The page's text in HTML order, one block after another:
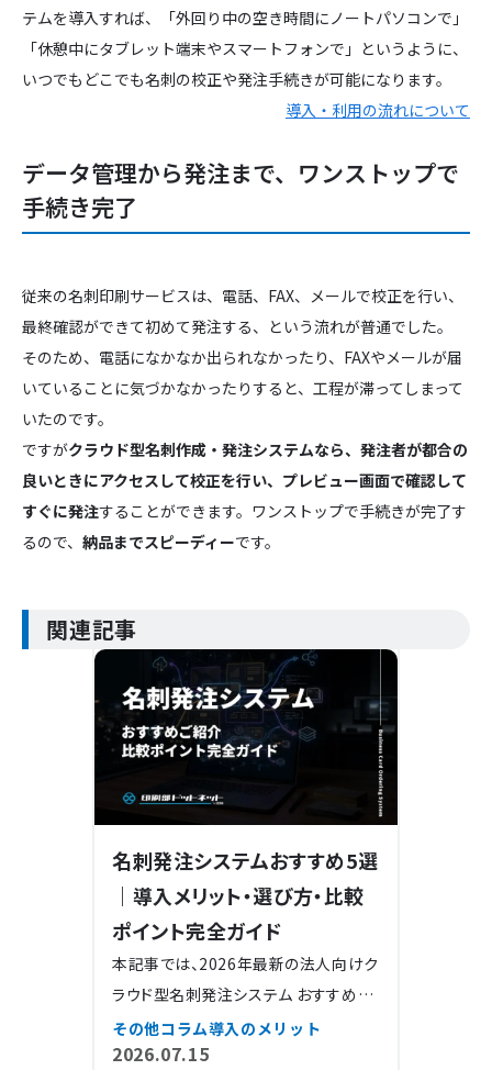
テムを導入すれば、「外回り中の空き時間にノートパソコンで」
「休憩中にタブレット端末やスマートフォンで」というように、
いつでもどこでも名刺の校正や発注手続きが可能になります。
導入・利用の流れについて
データ管理から発注まで、ワンストップで
手続き完了
従来の名刺印刷サービスは、電話、FAX、メールで校正を行い、
最終確認ができて初めて発注する、という流れが普通でした。
そのため、電話になかなか出られなかったり、FAXやメールが届
いていることに気づかなかったりすると、工程が滞ってしまって
いたのです。
ですがクラウド型名刺作成・発注システムなら、発注者が都合の
良いときにアクセスして校正を行い、プレビュー画面で確認して
すぐに発注することができます。ワンストップで手続きが完了す
るので、 納品までスピーディーです。
関連記事
名刺発注システムおすすめ5選
｜導入メリット・選び方・比較
ポイント完全ガイド
本記事では、2026年最新の法人向けク
ラウド型名刺発注システム おすすめ5
製品の特徴・料金体系・失敗
その他コラム導入のメリット
2026.07.15